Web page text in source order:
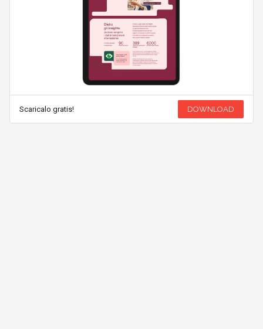
Scaricalo gratis! DOWNLOAD